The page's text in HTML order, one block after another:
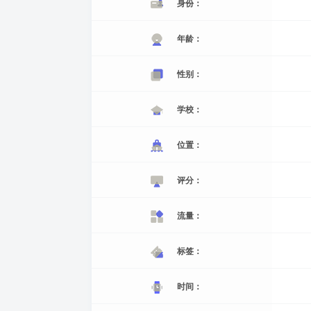
身份：
年龄：
性别：
学校：
位置：
评分：
流量：
标签：
时间：